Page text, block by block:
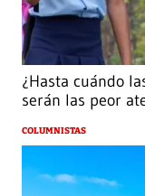
¿Hasta cuándo
serán las peor
COLUMNISTAS